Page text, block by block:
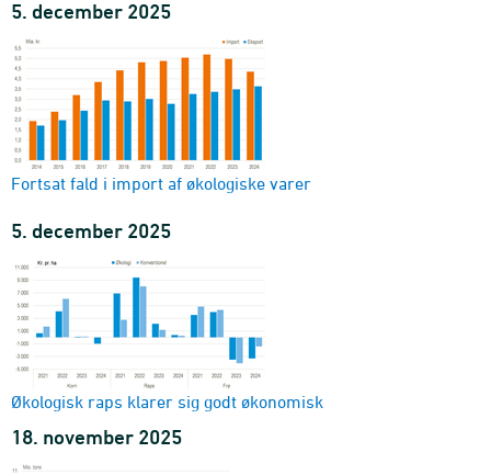
5. december 2025
Fortsat fald i import af økologiske varer
5. december 2025
Økologisk raps klarer sig godt økonomisk
18. november 2025